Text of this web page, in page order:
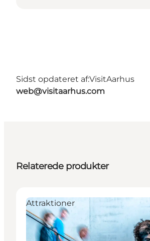
Sidst opdateret af:VisitAarhus
web@visitaarhus.com
Relaterede produkter
Attraktioner